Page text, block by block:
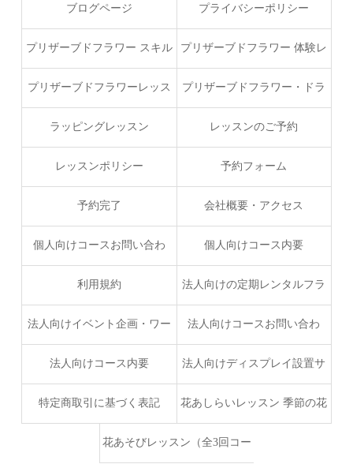
ン ワープラン
ブログページ プライバシーポリシー
プリザーブドフラワー スキル
アップブーケレッスン
プリザーブドフラワー 体験レ
ッスン
プリザーブドフラワーレッス
ン
プリザーブドフラワー・ドラ
イフラワー ハンドメイドコー
ス
ラッピングレッスン レッスンのご予約
レッスンポリシー 予約フォーム
予約完了 会社概要・アクセス
個人向けコースお問い合わ
せ・お申し込みフォーム
個人向けコース内要
利用規約 法人向けの定期レンタルフラ
ワーサービス
法人向けイベント企画・ワー
クショップ・出張レッスン
法人向けコースお問い合わ
せ・お申し込みフォーム
法人向けコース内要 法人向けディスプレイ設置サ
ービスプラン
特定商取引に基づく表記 花あしらいレッスン 季節の花
を楽しむ、特別な時間
花あそびレッスン（全3回コー